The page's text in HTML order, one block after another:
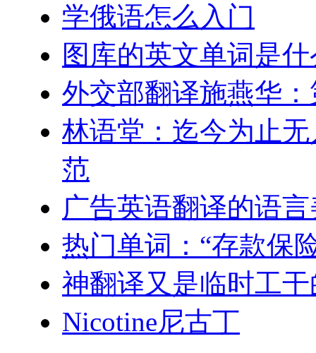
学俄语怎么入门
图库的英文单词是
外交部翻译施燕华
林语堂：迄今为止
范
广告英语翻译的语言
热门单词：“存款保
神翻译又是临时工
Nicotine尼古丁